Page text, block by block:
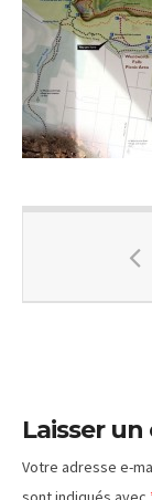
Laisser
Votre adresse e-